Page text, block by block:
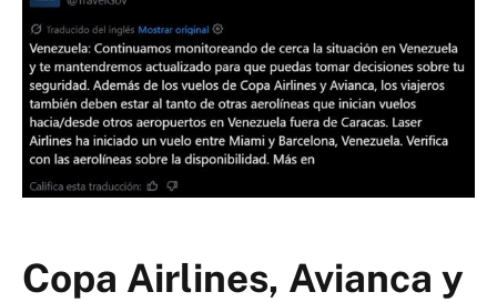
Copa Airlines, Avianca y